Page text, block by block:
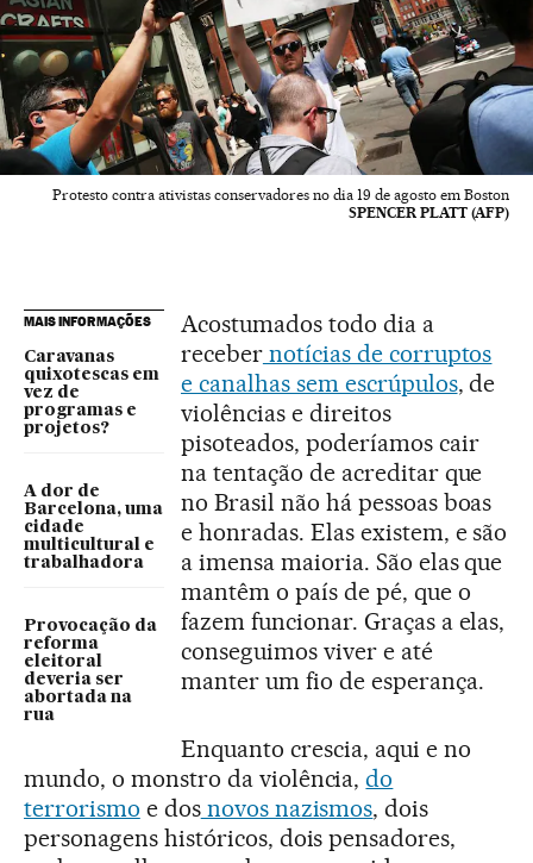
Protesto contra ativistas conservadores no dia 19 de agosto em Boston
SPENCER PLATT (AFP)
MAIS INFORMAÇÕES
Caravanas
quixotescas em
vez de
programas e
projetos?
A dor de
Barcelona, uma
cidade
multicultural e
trabalhadora
Provocação da
reforma
eleitoral
deveria ser
abortada na
rua
Acostumados todo dia a
recebernotícias de corruptos
e canalhas sem escrúpulos, de
violências e direitos
pisoteados, poderíamos cair
na tentação de acreditar que
no Brasil não há pessoas boas
e honradas. Elas existem, e são
a imensa maioria. São elas que
mantêm o país de pé, que o
fazem funcionar. Graças a elas,
conseguimos viver e até
manter um fio de esperança.
Enquanto crescia, aqui e no
mundo, o monstro da violência,do
terrorismo e dosnovos nazismos, dois
personagens históricos, dois pensadores,